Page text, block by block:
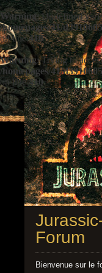
Warning: Undefined
/homepages/41/
on line410
Warning: Trying to
/homepages/41/
on line410
Forum
Bienvenue sur le